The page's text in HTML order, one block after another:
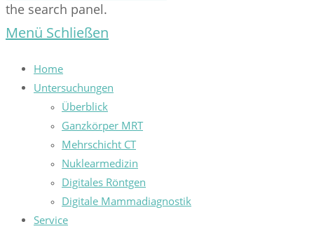
the search panel.
Menü Schließen
Home
Untersuchungen
Überblick
Ganzkörper MRT
Mehrschicht CT
Nuklearmedizin
Digitales Röntgen
Digitale Mammadiagnostik
Service